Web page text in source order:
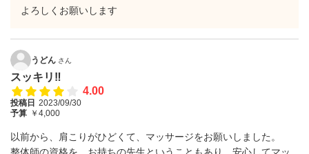
よろしくお願いします
うどん さん
スッキリ‼️
4.00
投稿日 2023/09/30
予算 ￥4,000
以前から、肩こりがひどくて、マッサージをお願いしました。